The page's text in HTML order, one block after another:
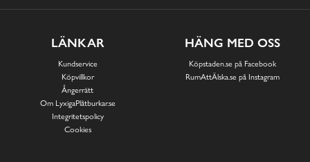
LÄNKAR
Kundservice
Köpvillkor
Ångerrätt
Om LyxigaPlåtburkar.se
Integritetspolicy
Cookies
HÄNG MED OSS
Köpstaden.se på Facebook
RumAttÄlska.se på Instagram